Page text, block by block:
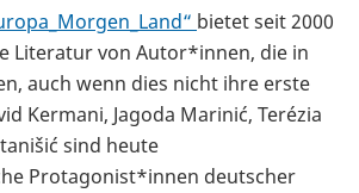
bietet seit 2000
Literatur von Autor*innen, die in
auch wenn dies nicht ihre erste
Kermani, Jagoda Marinić, Terézia
sind heute
Protagonist*innen deutscher